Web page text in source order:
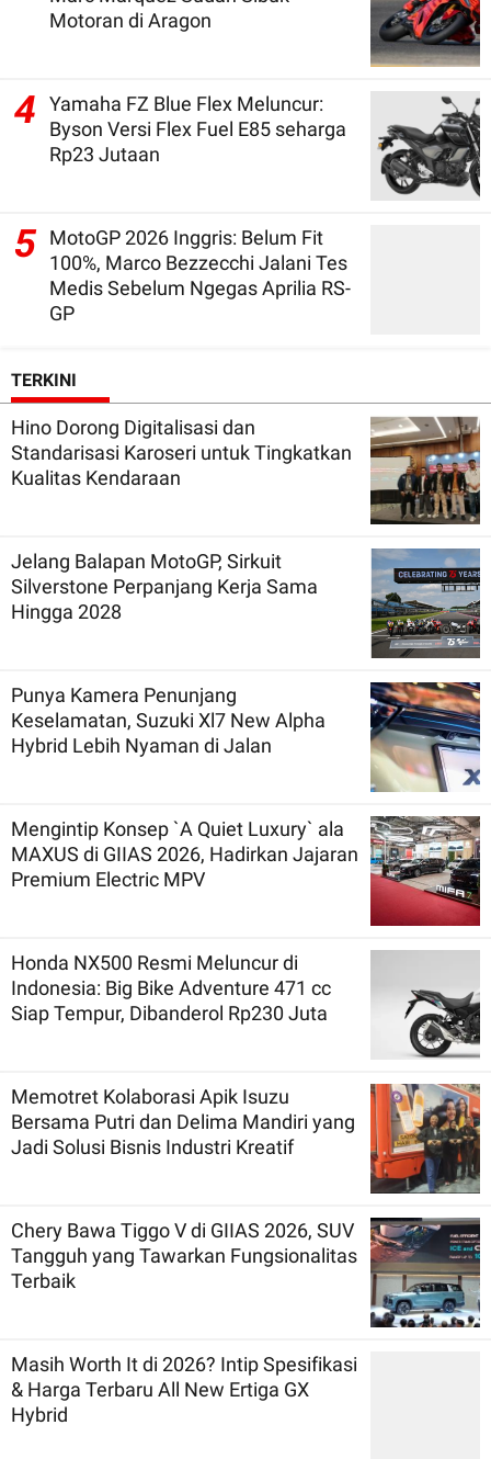
Motoran di Aragon
4
Yamaha FZ Blue Flex Meluncur:
Byson Versi Flex Fuel E85 seharga
Rp23 Jutaan
5 MotoGP 2026 Inggris: Belum Fit
100%, Marco Bezzecchi Jalani Tes
Medis Sebelum Ngegas Aprilia RS-
GP
TERKINI
Hino Dorong Digitalisasi dan
Standarisasi Karoseri untuk Tingkatkan
Kualitas Kendaraan
Jelang Balapan MotoGP, Sirkuit
Silverstone Perpanjang Kerja Sama
Hingga 2028
Punya Kamera Penunjang
Keselamatan, Suzuki Xl7 New Alpha
Hybrid Lebih Nyaman di Jalan
Mengintip Konsep `A Quiet Luxury` ala
MAXUS di GIIAS 2026, Hadirkan Jajaran
Premium Electric MPV
Honda NX500 Resmi Meluncur di
Indonesia: Big Bike Adventure 471 cc
Siap Tempur, Dibanderol Rp230 Juta
Memotret Kolaborasi Apik Isuzu
Bersama Putri dan Delima Mandiri yang
Jadi Solusi Bisnis Industri Kreatif
Chery Bawa Tiggo V di GIIAS 2026, SUV
Tangguh yang Tawarkan Fungsionalitas
Terbaik
Masih Worth It di 2026? Intip Spesifikasi
& Harga Terbaru All New Ertiga GX
Hybrid